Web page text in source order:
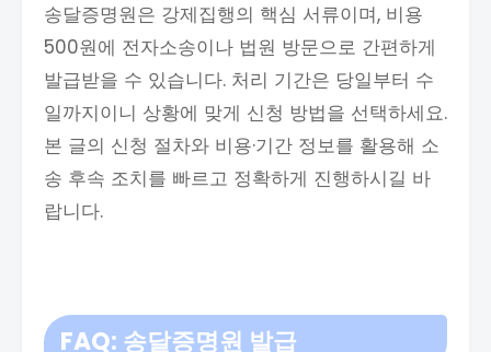
송달증명원은 강제집행의 핵심 서류이며, 비용
500원에 전자소송이나 법원 방문으로 간편하게
발급받을 수 있습니다. 처리 기간은 당일부터 수
일까지이니 상황에 맞게 신청 방법을 선택하세요.
본 글의 신청 절차와 비용·기간 정보를 활용해 소
송 후속 조치를 빠르고 정확하게 진행하시길 바
랍니다.
FAQ: 송달증명원 발급